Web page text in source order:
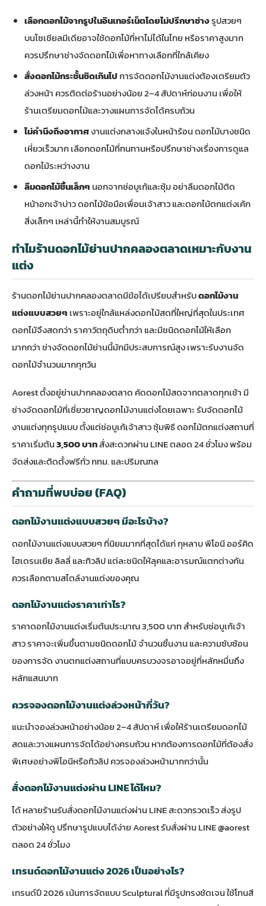
เลือกดอกไม้จากรูปในอินเทอร์เน็ตโดยไม่ปรึกษาช่างรูปสวยๆ
บนโซเชียลมีเดียอาจใช้ดอกไม้ที่หาไม่ได้ในไทย หรือราคาสูงมาก
ควรปรึกษาช่างจัดดอกไม้เพื่อหาทางเลือกที่ใกล้เคียง
สั่งดอกไม้กระชั้นชิดเกินไปการจัดดอกไม้งานแต่งต้องเตรียมตัว
ล่วงหน้า ควรติดต่อร้านอย่างน้อย 2–4 สัปดาห์ก่อนงาน เพื่อให้
ร้านเตรียมดอกไม้และวางแผนการจัดได้ครบถ้วน
ไม่คำนึงถึงอากาศงานแต่งกลางแจ้งในหน้าร้อน ดอกไม้บางชนิด
เหี่ยวเร็วมาก เลือกดอกไม้ที่ทนทานหรือปรึกษาช่างเรื่องการดูแล
ดอกไม้ระหว่างงาน
ลืมดอกไม้ชิ้นเล็กๆ นอกจากช่อบูเก้และซุ้ม อย่าลืมดอกไม้ติด
หน้าอกเจ้าบ่าว ดอกไม้ข้อมือเพื่อนเจ้าสาว และดอกไม้ตกแต่งเค้ก
สิ่งเล็กๆ เหล่านี้ทำให้งานสมบูรณ์
ทำไมร้านดอกไม้ย่านปากคลองตลาดเหมาะกับงาน
แต่ง
ร้านดอกไม้ย่านปากคลองตลาดมีข้อได้เปรียบสำหรับดอกไม้งาน
แต่งแบบสวยๆ เพราะอยู่ใกล้แหล่งดอกไม้สดที่ใหญ่ที่สุดในประเทศ
ดอกไม้จึงสดกว่า ราคาวัตถุดิบต่ำกว่า และมีชนิดดอกไม้ให้เลือก
มากกว่า ช่างจัดดอกไม้ย่านนี้มักมีประสบการณ์สูง เพราะรับงานจัด
ดอกไม้จำนวนมากทุกวัน
Aorest ตั้งอยู่ย่านปากคลองตลาด คัดดอกไม้สดจากตลาดทุกเช้า มี
ช่างจัดดอกไม้ที่เชี่ยวชาญดอกไม้งานแต่งโดยเฉพาะ รับจัดดอกไม้
งานแต่งทุกรูปแบบ ตั้งแต่ช่อบูเก้เจ้าสาว ซุ้มพิธี ดอกไม้ตกแต่งสถานที่
ราคาเริ่มต้น3,500 บาทสั่งสะดวกผ่าน LINE ตลอด 24 ชั่วโมง พร้อม
จัดส่งและติดตั้งฟรีทั่ว กทม. และปริมณฑล
คำถามที่พบบ่อย (FAQ)
ดอกไม้งานแต่งแบบสวยๆ มีอะไรบ้าง?
ดอกไม้งานแต่งแบบสวยๆ ที่นิยมมากที่สุดได้แก่ กุหลาบ พีโอนี ออร์คิด
ไฮเดรนเยีย ลิลลี่ และทิวลิป แต่ละชนิดให้ลุคและอารมณ์แตกต่างกัน
ควรเลือกตามสไตล์งานแต่งของคุณ
ดอกไม้งานแต่งราคาเท่าไร?
ราคาดอกไม้งานแต่งเริ่มต้นประมาณ 3,500 บาท สำหรับช่อบูเก้เจ้า
สาว ราคาจะเพิ่มขึ้นตามชนิดดอกไม้ จำนวนชิ้นงาน และความซับซ้อน
ของการจัด งานตกแต่งสถานที่แบบครบวงจรอาจอยู่ที่หลักหมื่นถึง
หลักแสนบาท
ควรจองดอกไม้งานแต่งล่วงหน้ากี่วัน?
แนะนำจองล่วงหน้าอย่างน้อย 2–4 สัปดาห์ เพื่อให้ร้านเตรียมดอกไม้
สดและวางแผนการจัดได้อย่างครบถ้วน หากต้องการดอกไม้ที่ต้องสั่ง
พิเศษอย่างพีโอนีหรือทิวลิป ควรจองล่วงหน้ามากกว่านั้น
สั่งดอกไม้งานแต่งผ่าน LINE ได้ไหม?
ได้ หลายร้านรับสั่งดอกไม้งานแต่งผ่าน LINE สะดวกรวดเร็ว ส่งรูป
ตัวอย่างให้ดู ปรึกษารูปแบบได้ง่าย Aorest รับสั่งผ่าน LINE @aorest
ตลอด 24 ชั่วโมง
เทรนด์ดอกไม้งานแต่ง 2026 เป็นอย่างไร?
เทรนด์ปี 2026 เน้นการจัดแบบ Sculptural ที่มีรูปทรงชัดเจน ใช้โทนสี